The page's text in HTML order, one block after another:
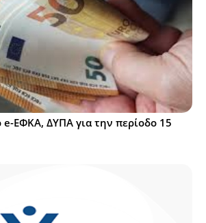
ΕΦΚΑ, ΔΥΠΑ για την περίοδο 15